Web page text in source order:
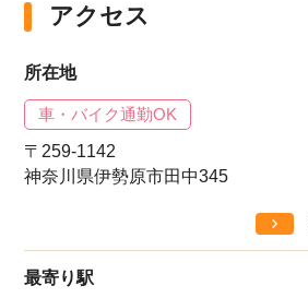
アクセス
所在地
車・バイク通勤OK
〒259-1142
神奈川県伊勢原市田中345
最寄り駅